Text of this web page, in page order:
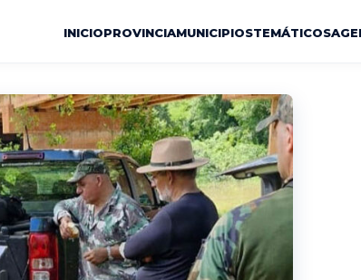
INICIOPROVINCIAMUNICIPIOSTEMÁTICOS